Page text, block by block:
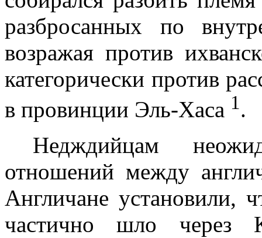
разбросанных по
возражая против
категорически против
в провинции Эль-Хаса 1.
Недждийцам
отношений между
Англичане установили,
частично шло